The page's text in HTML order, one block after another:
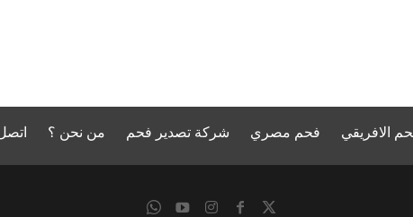
الافريقي فحم مصري شركة تصدير فحم من نحن ؟